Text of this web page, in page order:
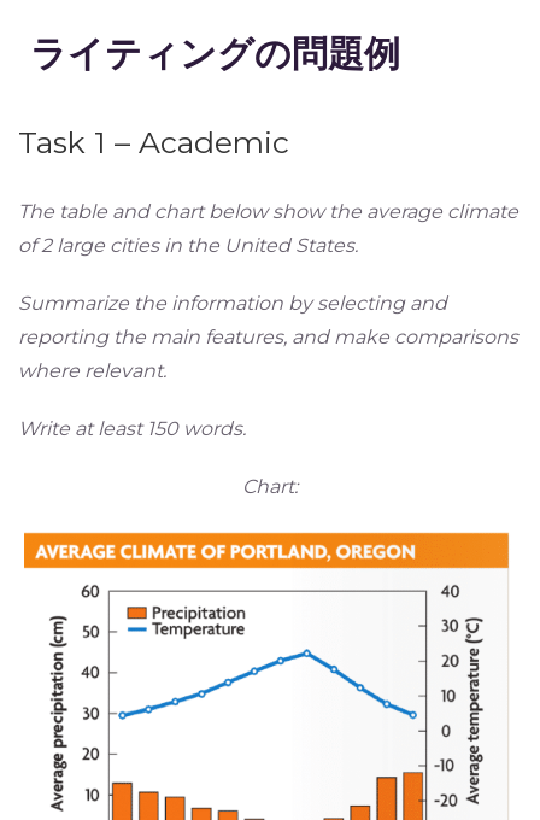
ライティングの問題例
Task 1 – Academic
The table and chart below show the average climate
of 2 large cities in the United States.
Summarize the information by selecting and
reporting the main features, and make comparisons
where relevant.
Write at least 150 words.
Chart: